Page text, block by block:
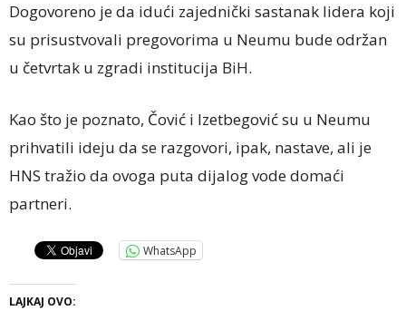
Dogovoreno je da idući zajednički sastanak lidera koji
su prisustvovali pregovorima u Neumu bude održan
u četvrtak u zgradi institucija BiH.
Kao što je poznato, Čović i Izetbegović su u Neumu
prihvatili ideju da se razgovori, ipak, nastave, ali je
HNS tražio da ovoga puta dijalog vode domaći
partneri.
WhatsApp
LAJKAJ OVO: